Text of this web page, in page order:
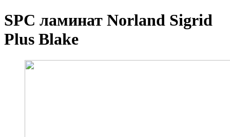
SPC ламинат Norland Sigrid
Plus Blake